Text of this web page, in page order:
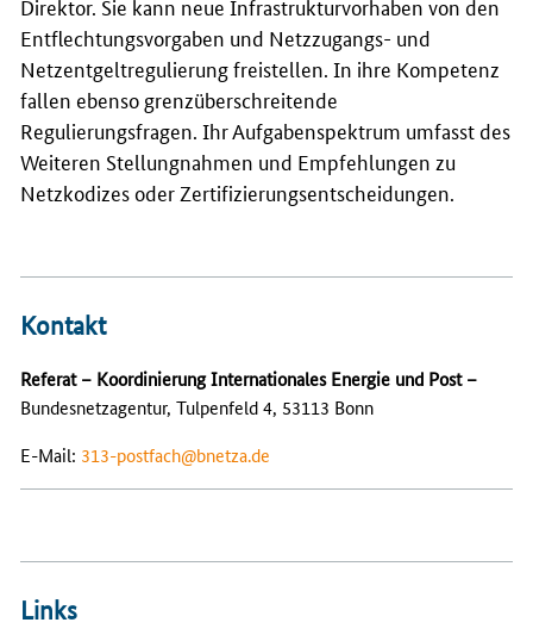
Direktor. Sie kann neue Infrastrukturvorhaben von den
Entflechtungsvorgaben und Netzzugangs- und
Netzentgeltregulierung freistellen. In ihre Kompetenz
fallen ebenso grenzüberschreitende
Regulierungsfragen. Ihr Aufgabenspektrum umfasst des
Weiteren Stellungnahmen und Empfehlungen zu
Netzkodizes oder Zertifizierungsentscheidungen.
Kontakt
Referat – Koordinierung Internationales Energie und Post –
Bundesnetzagentur, Tulpenfeld 4, 53113 Bonn
E-Mail: 313-postfach@bnetza.de
Links